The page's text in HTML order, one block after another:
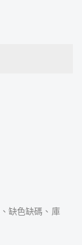
缺色缺碼、庫